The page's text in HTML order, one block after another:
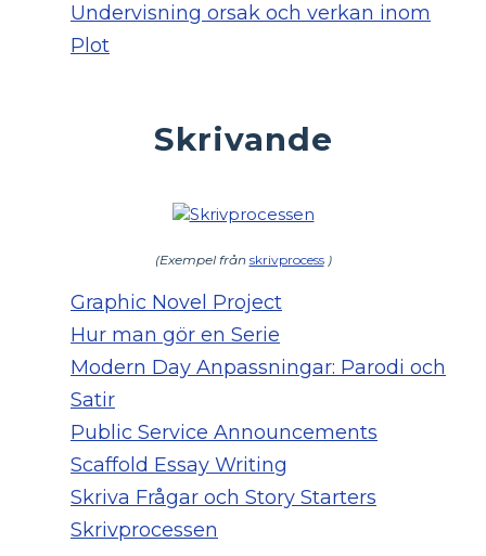
Undervisning orsak och verkan inom
Plot
Skrivande
(Exempel från skrivprocess)
Graphic Novel Project
Hur man gör en Serie
Modern Day Anpassningar: Parodi och
Satir
Public Service Announcements
Scaffold Essay Writing
Skriva Frågar och Story Starters
Skrivprocessen